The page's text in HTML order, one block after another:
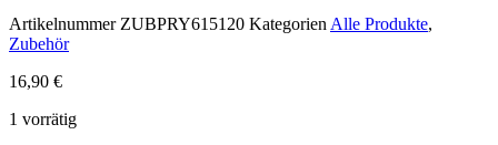
Artikelnummer ZUBPRY615120 Kategorien Alle Produkte,
Zubehör
16,90 €
1 vorrätig